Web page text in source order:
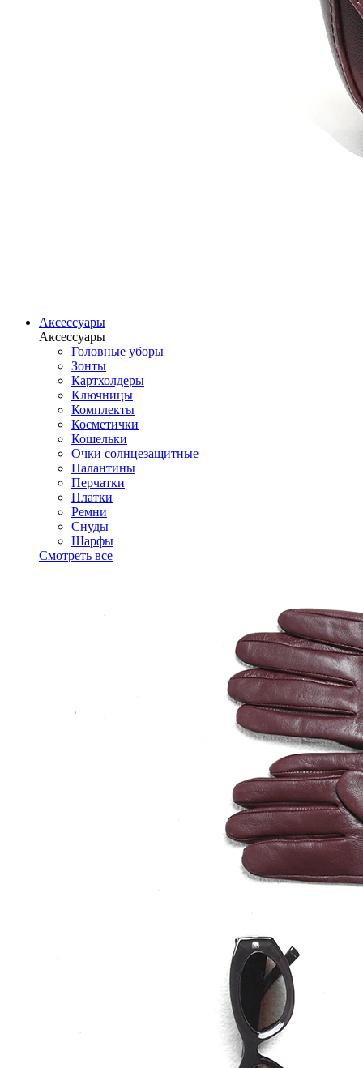
Аксессуары
Аксессуары
Головные уборы
Зонты
Картхолдеры
Ключницы
Комплекты
Косметички
Кошельки
Очки солнцезащитные
Палантины
Перчатки
Платки
Ремни
Снуды
Шарфы
Смотреть все